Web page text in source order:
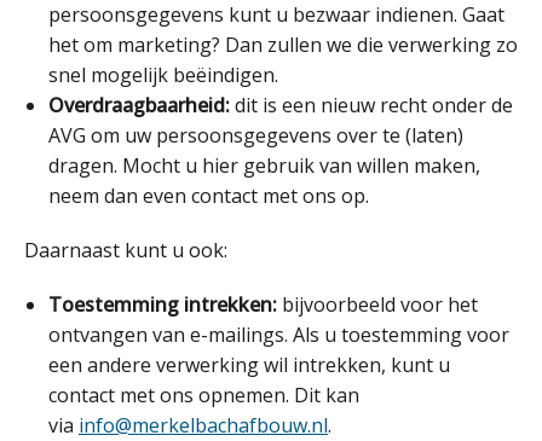
persoonsgegevens kunt u bezwaar indienen. Gaat
het om marketing? Dan zullen we die verwerking zo
snel mogelijk beëindigen.
Overdraagbaarheid:dit is een nieuw recht onder de
AVG om uw persoonsgegevens over te (laten)
dragen. Mocht u hier gebruik van willen maken,
neem dan even contact met ons op.
Daarnaast kunt u ook:
Toestemming intrekken: bijvoorbeeld voor het
ontvangen van e-mailings. Als u toestemming voor
een andere verwerking wil intrekken, kunt u
contact met ons opnemen. Dit kan
via info@merkelbachafbouw.nl.